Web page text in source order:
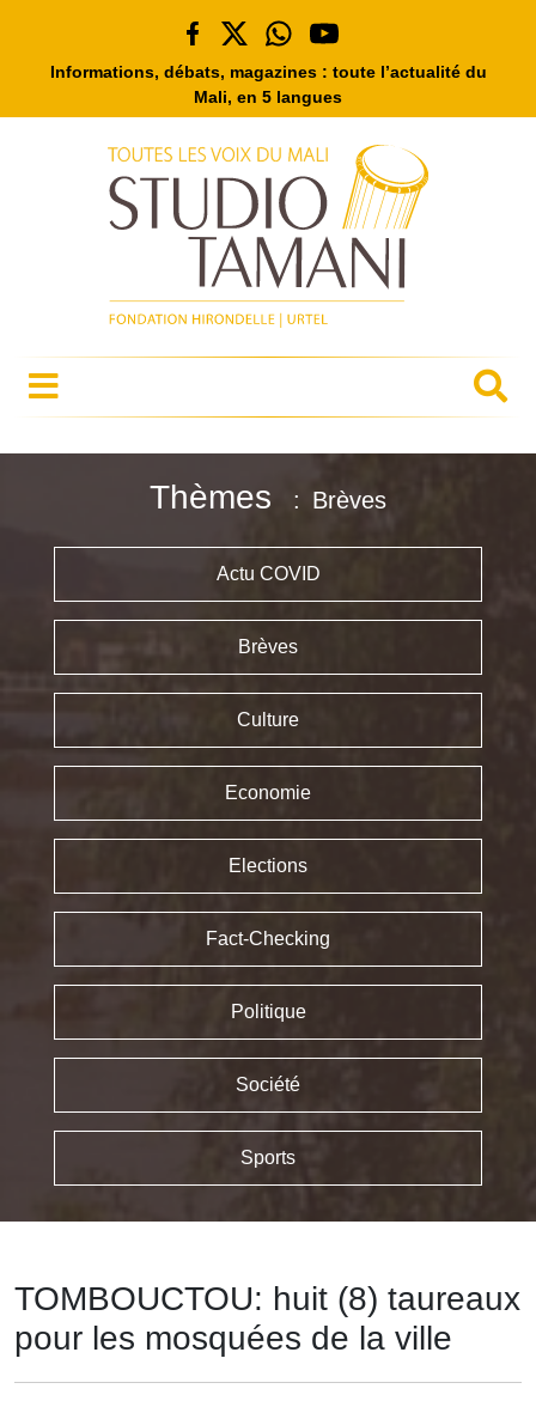
Informations, débats, magazines : toute l’actualité du
Mali, en 5 langues
Thèmes Brèves
Actu COVID
Brèves
Culture
Economie
Elections
Fact-Checking
Politique
Société
Sports
TOMBOUCTOU: huit (8) taureaux
pour les mosquées de la ville